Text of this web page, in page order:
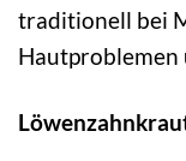
traditionell bei
Hautproblemen